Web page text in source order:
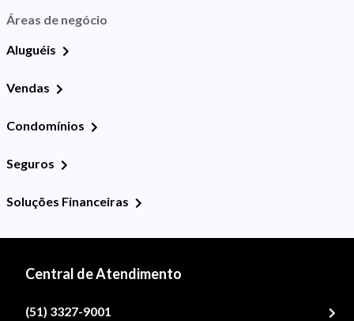
Áreas de negócio
Aluguéis
Vendas
Condomínios
Seguros
Soluções Financeiras
Central de Atendimento
(51) 3327-9001